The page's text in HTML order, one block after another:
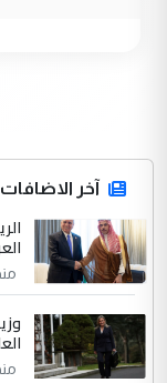
جنسية
ابا فرات ...
الموضوع :
مضجعيك
سردار
التعليق :
جنسية
آخر الاضافات
منذ 2
العالم
منذ 2